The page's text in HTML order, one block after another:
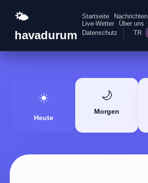
🌤️
havadurum
Startseite Nachrichten
Live-Wetter
Über uns
Datenschutz
TR
☀️
Heute
🌙
Morgen